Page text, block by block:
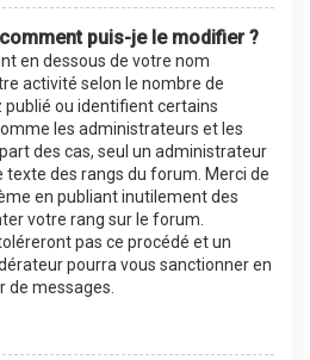
puis-je le modifier ?
en dessous de votre nom
activité selon le nombre de
ou identifient certains
les administrateurs et les
des cas, seul un administrateur
des rangs du forum. Merci de
en publiant inutilement des
votre rang sur le forum.
pas ce procédé et un
pourra vous sanctionner en
messages.